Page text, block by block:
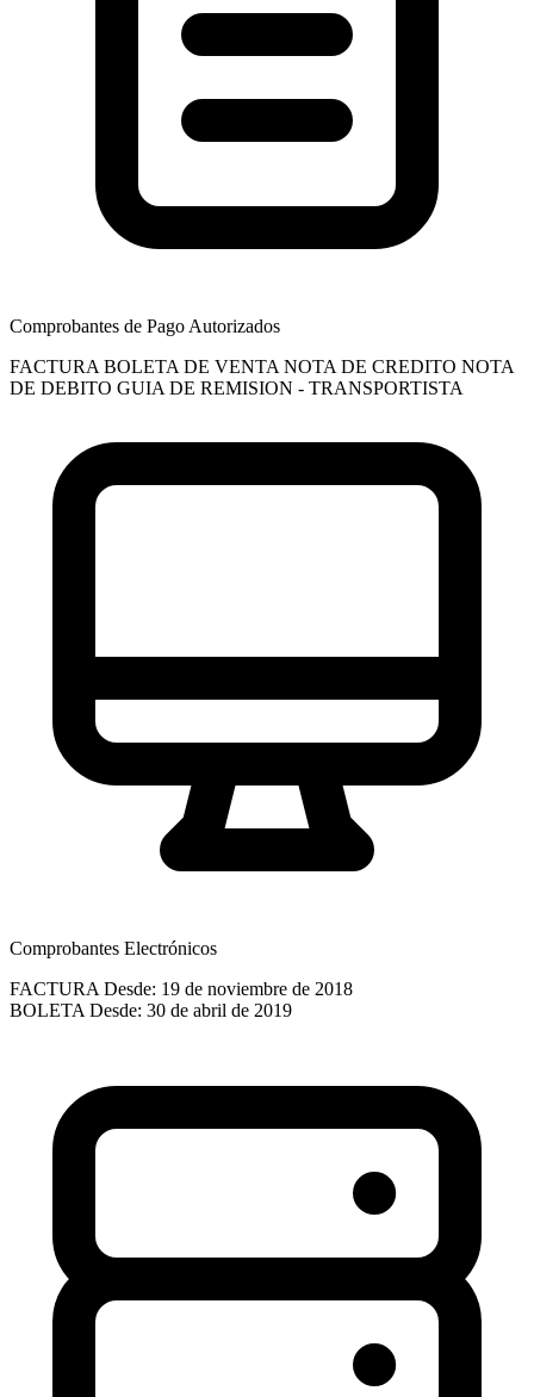
Comprobantes de Pago Autorizados
FACTURA BOLETA DE VENTA NOTA DE CREDITO NOTA
DE DEBITO GUIA DE REMISION - TRANSPORTISTA
Comprobantes Electrónicos
FACTURA Desde: 19 de noviembre de 2018
BOLETA Desde: 30 de abril de 2019